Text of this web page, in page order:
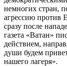
немногих стран,
агрессию против
сразу после
газета «Ватан»
действием,
души будем
нашего лагеря».